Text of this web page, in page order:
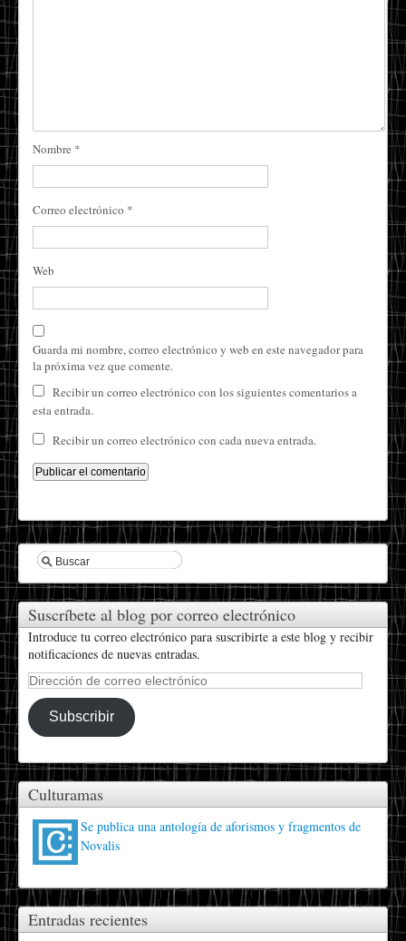
Nombre *
Correo electrónico *
Web
Guarda mi nombre, correo electrónico y web en este navegador para
la próxima vez que comente.
Recibir un correo electrónico con los siguientes comentarios a
esta entrada.
Recibir un correo electrónico con cada nueva entrada.
Suscríbete al blog por correo electrónico
Introduce tu correo electrónico para suscribirte a este blog y recibir
notificaciones de nuevas entradas.
Dirección
correo
electrónico
Subscribir
Culturamas
Se publica una antología de aforismos y fragmentos de
Novalis
Entradas recientes